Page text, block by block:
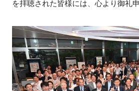
を拝聴された皆様には、心より御礼